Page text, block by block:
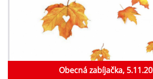
Obecná zabíjačka,